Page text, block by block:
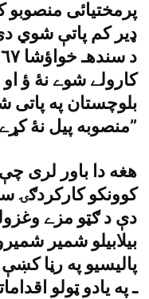
پرمختيائى
ډير کم پاتې شوي
کارولے شوے نۀ ؤ او
بلوچستان په
منصوبه پيل نۀ کړے شوه ـ”
هغه دا باور لرى
کوونکو
دې د ګټو مزے
بيلابيلو شمير
پاليسيو په رڼا
ـ په يادو ټولو